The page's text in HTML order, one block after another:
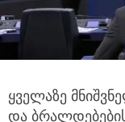
ყველაზე
და ბრალდებების